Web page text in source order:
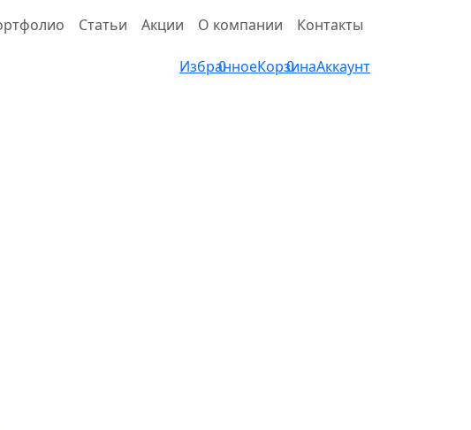
Статьи Акции О компании Контакты
0
Избранное 0
КорзинаАккаунт